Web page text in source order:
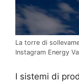
La torre di
Instagram Energy
I sistemi di